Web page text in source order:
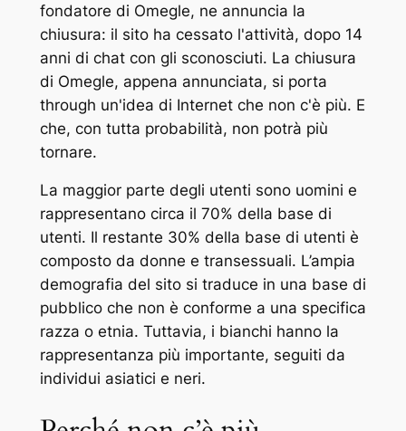
fondatore di Omegle, ne annuncia la
chiusura: il sito ha cessato l'attività, dopo 14
anni di chat con gli sconosciuti. La chiusura
di Omegle, appena annunciata, si porta
through un'idea di Internet che non c'è più. E
che, con tutta probabilità, non potrà più
tornare.
La maggior parte degli utenti sono uomini e
rappresentano circa il 70% della base di
utenti. Il restante 30% della base di utenti è
composto da donne e transessuali. L’ampia
demografia del sito si traduce in una base di
pubblico che non è conforme a una specifica
razza o etnia. Tuttavia, i bianchi hanno la
rappresentanza più importante, seguiti da
individui asiatici e neri.